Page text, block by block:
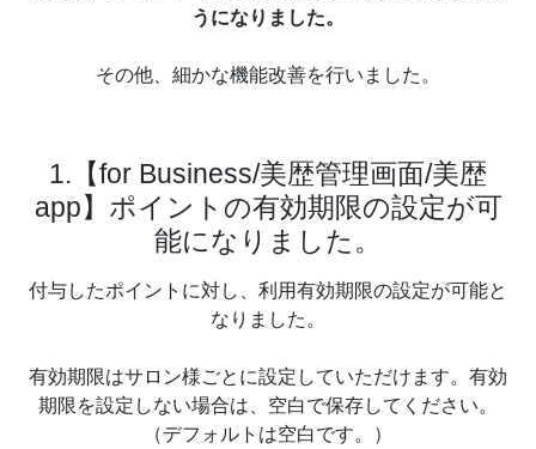
うになりました。
その他、細かな機能改善を行いました。
1.【for Business/美歴管理画面/美歴
app】ポイントの有効期限の設定が可
能になりました。
付与したポイントに対し、利用有効期限の設定が可能と
なりました。
有効期限はサロン様ごとに設定していただけます。有効
期限を設定しない場合は、空白で保存してください。
（デフォルトは空白です。）